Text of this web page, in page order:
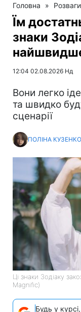
Головна » Розваги
Їм
знаки
12:04 02.08.2026 Нд
Вони легко
та швидко
сценарії
ПОЛІНА КУЗЕНКО
Ці знаки Зодіаку
Magnific)
Будь у